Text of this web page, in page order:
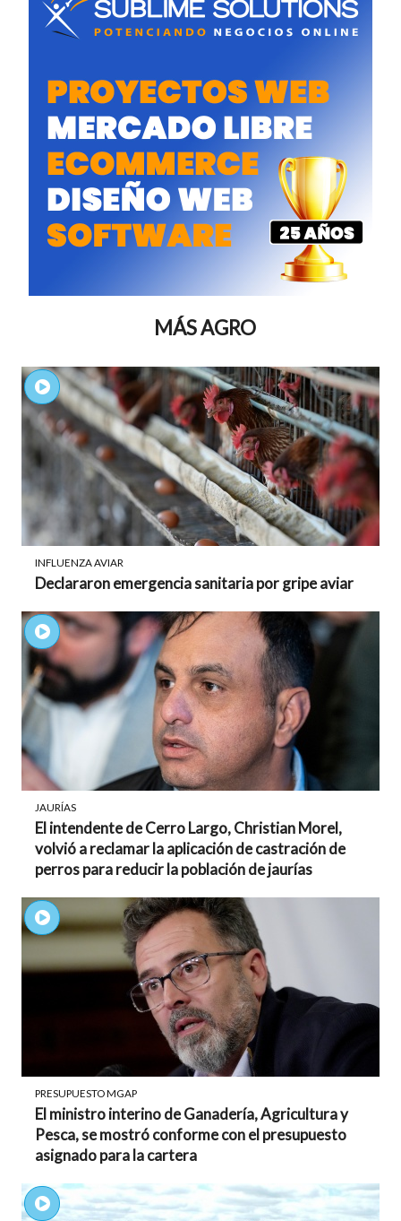
MÁS AGRO
INFLUENZA AVIAR
Declararon emergencia sanitaria por gripe aviar
JAURÍAS
El intendente de Cerro Largo, Christian Morel,
volvió a reclamar la aplicación de castración de
perros para reducir la población de jaurías
PRESUPUESTO MGAP
El ministro interino de Ganadería, Agricultura y
Pesca, se mostró conforme con el presupuesto
asignado para la cartera